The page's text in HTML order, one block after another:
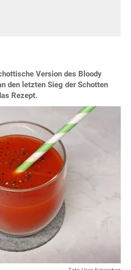
Version des Bloody
den letzten Sieg der Schotten
Rezept.